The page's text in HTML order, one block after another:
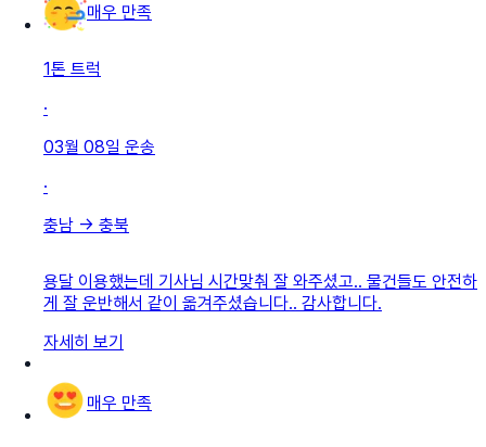
매우 만족
1톤 트럭
·
03월 08일 운송
·
충남 → 충북
용달 이용했는데 기사님 시간맞춰 잘 와주셨고.. 물건들도 안전하
게 잘 운반해서 같이 옮겨주셨습니다.. 감사합니다.
자세히 보기
매우 만족